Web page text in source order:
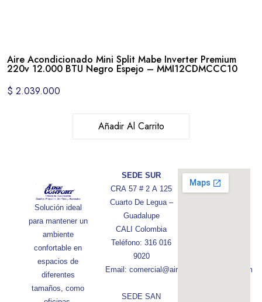
Aire Acondicionado Mini Split Mabe Inverter Premium
220v 12.000 BTU Negro Espejo – MMI12CDMCCC10
$ 2.039.000
Añadir Al Carrito
Solución ideal
para mantener un
ambiente
confortable en
espacios de
diferentes
tamaños, como
SEDE SUR
CRA 57 # 2 A 125
Cuarto De Legua –
Guadalupe
CALI Colombia
Teléfono: 316 016
9020
Email: comercial@aireconfortcolombia.com
SEDE SAN